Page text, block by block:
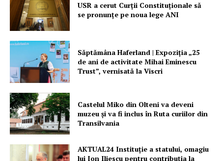
USR a cerut Curții Constituționale să
se pronunțe pe noua lege ANI
Săptămâna Haferland | Expoziţia „25
de ani de activitate Mihai Eminescu
Trust”, vernisată la Viscri
Castelul Miko din Olteni va deveni
muzeu şi va fi inclus în Ruta curiilor din
Transilvania
AKTUAL24 Instituție a statului, omagiu
lui Ion Iliescu pentru contribuția la